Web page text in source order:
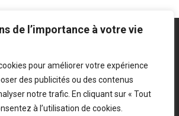
de l’importance à votre vie
pour améliorer votre expérience
des publicités ou des contenus
notre trafic. En cliquant sur « Tout
à l’utilisation de cookies.
de confidentialité